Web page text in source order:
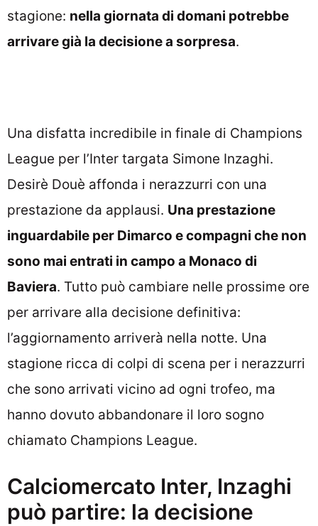
stagione: nella giornata di domani potrebbe
arrivare già la decisione a sorpresa.
Una disfatta incredibile in finale di Champions
League per l’Inter targata Simone Inzaghi.
Desirè Douè affonda i nerazzurri con una
prestazione da applausi. Una prestazione
inguardabile per Dimarco e compagni che non
sono mai entrati in campo a Monaco di
Baviera. Tutto può cambiare nelle prossime ore
per arrivare alla decisione definitiva:
l’aggiornamento arriverà nella notte. Una
stagione ricca di colpi di scena per i nerazzurri
che sono arrivati vicino ad ogni trofeo, ma
hanno dovuto abbandonare il loro sogno
chiamato Champions League.
Calciomercato Inter, Inzaghi
può partire: la decisione